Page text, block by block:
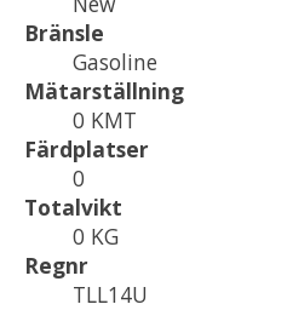
Bränsle
Gasoline
Mätarställning
0 KMT
Färdplatser
0
Totalvikt
0 KG
Regnr
TLL14U